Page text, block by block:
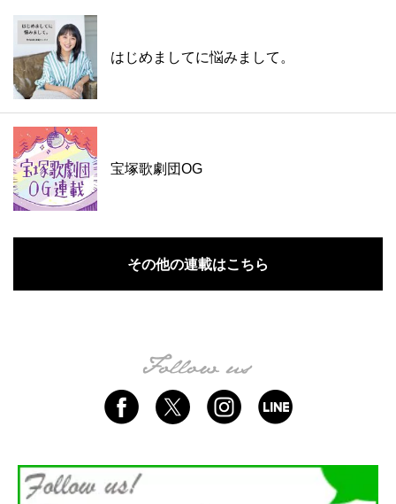
はじめましてに悩みまして。
宝塚歌劇団OG
その他の連載はこちら